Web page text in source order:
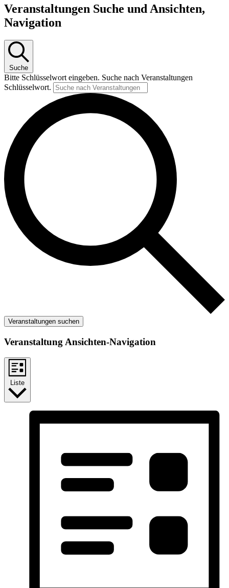
Veranstaltungen Suche und Ansichten,
Navigation
Suche
Bitte Schlüsselwort eingeben. Suche nach Veranstaltungen
Schlüsselwort.
Veranstaltungen suchen
Veranstaltung Ansichten-Navigation
Liste